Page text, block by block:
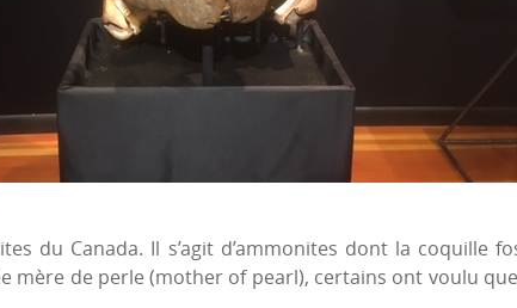
du Canada. Il s’agit d’ammonites dont la coquille
mère de perle (mother of pearl), certains ont voulu